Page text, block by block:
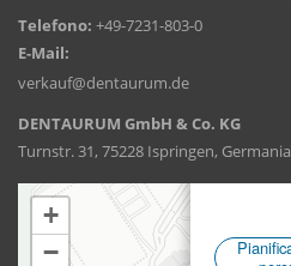
Telefono: +49-7231-803-0
E-Mail:
verkauf@dentaurum.de
DENTAURUM GmbH & Co. KG
Turnstr. 31, 75228 Ispringen, Germania